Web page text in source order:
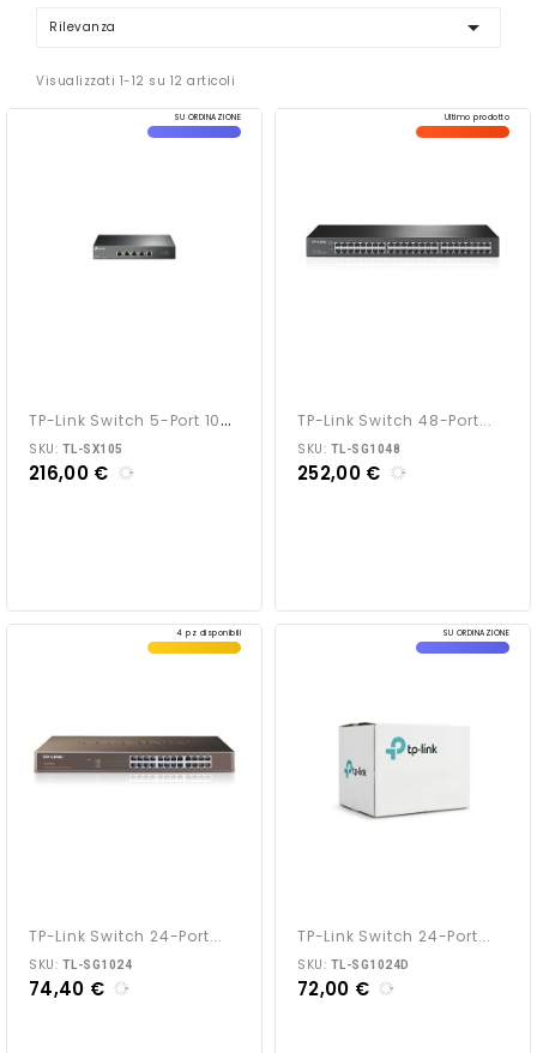
Rilevanza 
Visualizzati 1-12 su 12 articoli
SU ORDINAZIONE
T
P-Link Switch 5-Port 10G...
SKU: TL-SX105
216,00 €
Ultimo prodotto
TP-Link Switch 48-Port...
SKU: TL-SG1048
252,00 €
4 pz disponibili
TP-Link Switch 24-Port...
SKU: TL-SG1024
74,40 €
SU ORDINAZIONE
TP-Link Switch 24-Port...
SKU: TL-SG1024D
72,00 €